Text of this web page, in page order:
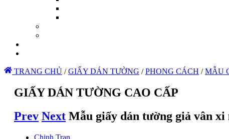
TRANG CHỦ / GIẤY DÁN TƯỜNG / PHONG CÁCH / MẪU
GIẤY DÁN TƯỜNG CAO CẤP
Prev Next Mẫu giấy dán tường giả vân xi
Chinh Tran